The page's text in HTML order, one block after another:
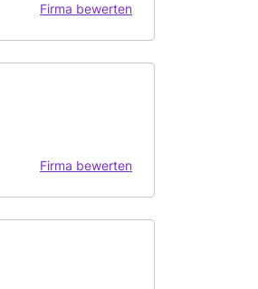
Firma bewerten
Firma bewerten